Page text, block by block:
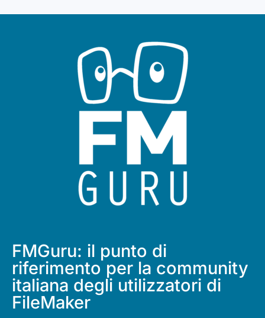
FMGuru: il punto di
riferimento per la community
italiana degli utilizzatori di
FileMaker